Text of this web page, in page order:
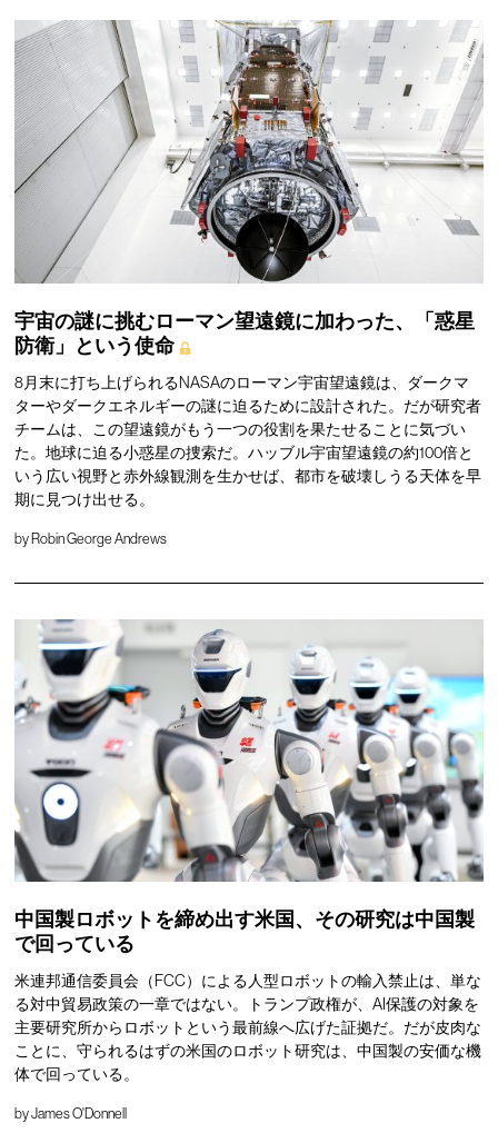
宇宙の謎に挑むローマン望遠鏡に加わった、「惑星
防衛」という使命
8月末に打ち上げられるNASAのローマン宇宙望遠鏡は、ダークマ
ターやダークエネルギーの謎に迫るために設計された。だが研究者
チームは、この望遠鏡がもう一つの役割を果たせることに気づい
た。地球に迫る小惑星の捜索だ。ハッブル宇宙望遠鏡の約100倍と
いう広い視野と赤外線観測を生かせば、都市を破壊しうる天体を早
期に見つけ出せる。
byRobin George Andrews
中国製ロボットを締め出す米国、その研究は中国製
で回っている
米連邦通信委員会（FCC）による人型ロボットの輸入禁止は、単な
る対中貿易政策の一章ではない。トランプ政権が、AI保護の対象を
主要研究所からロボットという最前線へ広げた証拠だ。だが皮肉な
ことに、守られるはずの米国のロボット研究は、中国製の安価な機
体で回っている。
byJames O'Donnell